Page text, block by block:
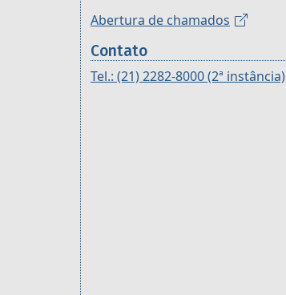
Abertura de chamados
Contato
Tel.: (21) 2282-8000 (2ª instância)